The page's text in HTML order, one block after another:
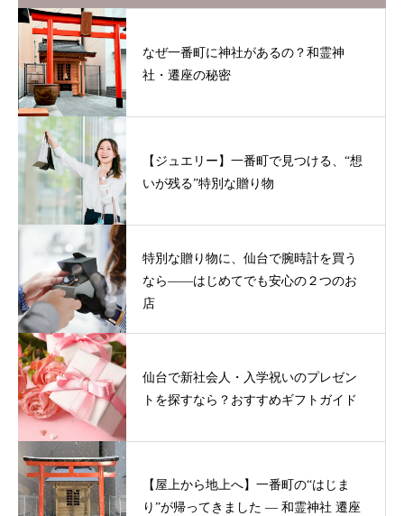
なぜ一番町に神社があるの？和霊神
社・遷座の秘密
【ジュエリー】一番町で見つける、“想
いが残る”特別な贈り物
特別な贈り物に、仙台で腕時計を買う
なら——はじめてでも安心の２つのお
店
仙台で新社会人・入学祝いのプレゼン
トを探すなら？おすすめギフトガイド
【屋上から地上へ】一番町の“はじま
り”が帰ってきました ― 和霊神社 遷座